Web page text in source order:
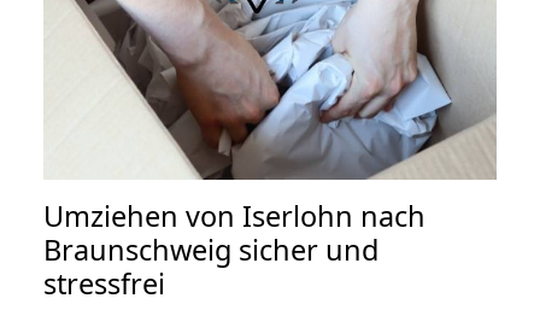
Umziehen von Iserlohn nach
Braunschweig sicher und
stressfrei